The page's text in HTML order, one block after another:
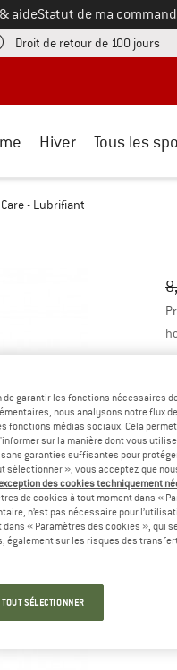
aideStatut de ma
boîte d'information
Droit de retour de 100 jours
Hiver Tous les
- Lubrifiant
garantir les fonctions nécessaires
nous analysons notre flux
fonctions médias sociaux. Cela
sur la manière dont vous
garanties suffisantes pour
sélectionner », vous acceptez que
des cookies techniquement
de cookies à tout moment dans «
n’est pas nécessaire pour
« Paramètres des cookies », qui
sur les risques des
TOUT SÉLECTIONNER